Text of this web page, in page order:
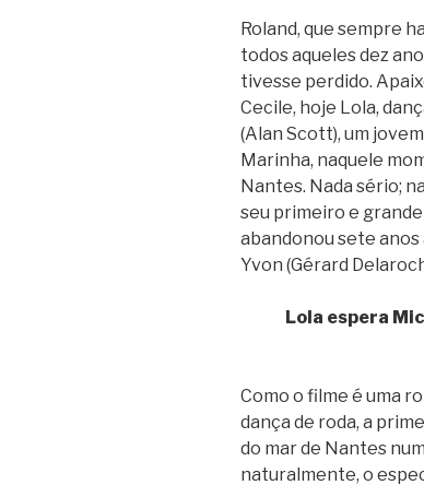
Roland, que sempre
todos aqueles dez
tivesse perdido.
Cecile, hoje Lola,
(Alan Scott), um
Marinha, naquele
Nantes. Nada sério;
seu primeiro e grande
abandonou sete
Yvon (Gérard
Lola espera
Como o filme é uma
dança de roda, a
do mar de Nantes
naturalmente, o